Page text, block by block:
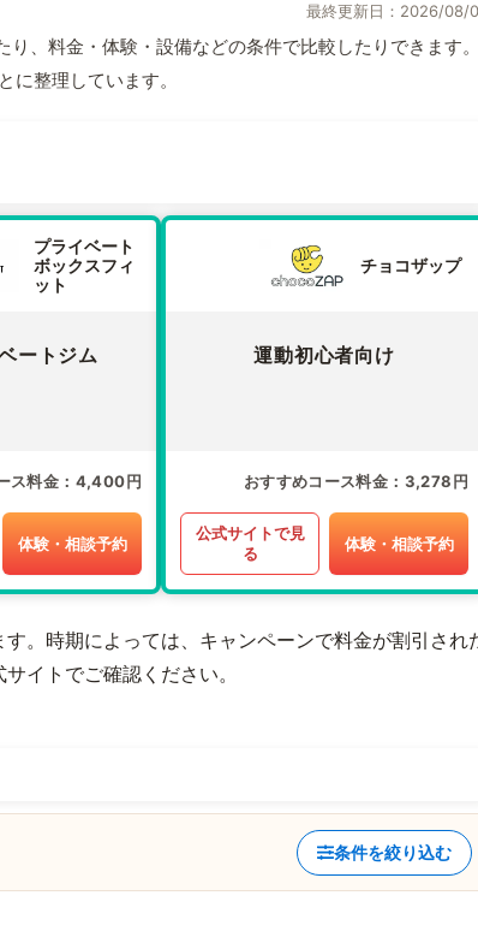
最終更新日：2026/08/
、料金・体験・設備などの条件で比較したりできます
整理しています。
プライベート
ボックスフィ
ット
ートジム
ス料金 4,400円
体験・相談予約
チョコザップ
運動初心者向け
おすすめコース料金 3,278円
公式サイトで見
る
体験・相談予約
。時期によっては、キャンペーンで料金が割引され
イトでご確認ください。
条件を絞り込む